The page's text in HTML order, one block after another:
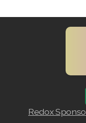
Redox
Join ASEA France
Join ASEA Germany
Join ASEA Hong Kong
Join ASEA Hong Kong (
Join ASEA Hungary